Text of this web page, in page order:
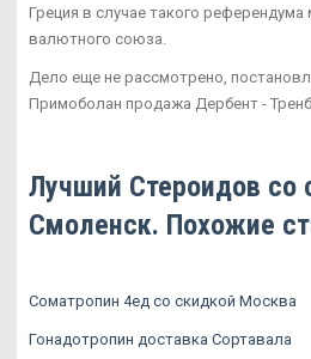
Греция в случае такого
валютного союза.
Дело еще не рассмотрено,
Примоболан продажа Дербент -
Лучший Стероидов со
Смоленск. Похожие
Cоматропин 4ед со скидкой Москва
Гонадотропин доставка Сортавала